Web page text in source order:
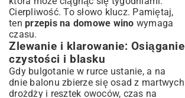
Cierpliwość. To słowo klucz. Pamiętaj,
ten przepis na domowe wino wymaga
czasu.
Zlewanie i klarowanie: Osiąganie
czystości i blasku
Gdy bulgotanie w rurce ustanie, a na
dnie balonu zbierze się osad z martwych
drożdży i resztek owoców, czas na